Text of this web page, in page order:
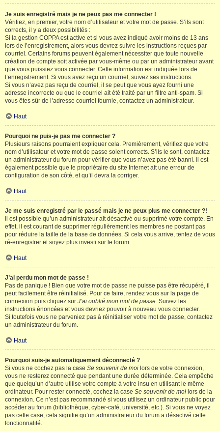
Je suis enregistré mais je ne peux pas me connecter !
Vérifiez, en premier, votre nom d’utilisateur et votre mot de passe. S’ils sont
corrects, il y a deux possibilités :
Si la gestion COPPA est active et si vous avez indiqué avoir moins de 13 ans
lors de l’enregistrement, alors vous devrez suivre les instructions reçues par
courriel. Certains forums peuvent également nécessiter que toute nouvelle
création de compte soit activée par vous-même ou par un administrateur avant
que vous puissiez vous connecter. Cette information est indiquée lors de
l’enregistrement. Si vous avez reçu un courriel, suivez ses instructions.
Si vous n’avez pas reçu de courriel, il se peut que vous ayez fourni une
adresse incorrecte ou que le courriel ait été traité par un filtre anti-spam. Si
vous êtes sûr de l’adresse courriel fournie, contactez un administrateur.
Haut
Pourquoi ne puis-je pas me connecter ?
Plusieurs raisons pourraient expliquer cela. Premièrement, vérifiez que votre
nom d’utilisateur et votre mot de passe soient corrects. S’ils le sont, contactez
un administrateur du forum pour vérifier que vous n’avez pas été banni. Il est
également possible que le propriétaire du site Internet ait une erreur de
configuration de son côté, et qu’il devra la corriger.
Haut
Je me suis enregistré par le passé mais je ne peux plus me connecter ?!
Il est possible qu’un administrateur ait désactivé ou supprimé votre compte. En
effet, il est courant de supprimer régulièrement les membres ne postant pas
pour réduire la taille de la base de données. Si cela vous arrive, tentez de vous
ré-enregistrer et soyez plus investi sur le forum.
Haut
J’ai perdu mon mot de passe !
Pas de panique ! Bien que votre mot de passe ne puisse pas être récupéré, il
peut facilement être réinitialisé. Pour ce faire, rendez vous sur la page de
connexion puis cliquez sur J’ai oublié mon mot de passe. Suivez les
instructions énoncées et vous devriez pouvoir à nouveau vous connecter.
Si toutefois vous ne parveniez pas à réinitialiser votre mot de passe, contactez
un administrateur du forum.
Haut
Pourquoi suis-je automatiquement déconnecté ?
Si vous ne cochez pas la case Se souvenir de moi lors de votre connexion,
vous ne resterez connecté que pendant une durée déterminée. Cela empêche
que quelqu’un d’autre utilise votre compte à votre insu en utilisant le même
ordinateur. Pour rester connecté, cochez la case Se souvenir de moi lors de la
connexion. Ce n’est pas recommandé si vous utilisez un ordinateur public pour
accéder au forum (bibliothèque, cyber-café, université, etc.). Si vous ne voyez
pas cette case, cela signifie qu’un administrateur du forum a désactivé cette
fonctionnalité.